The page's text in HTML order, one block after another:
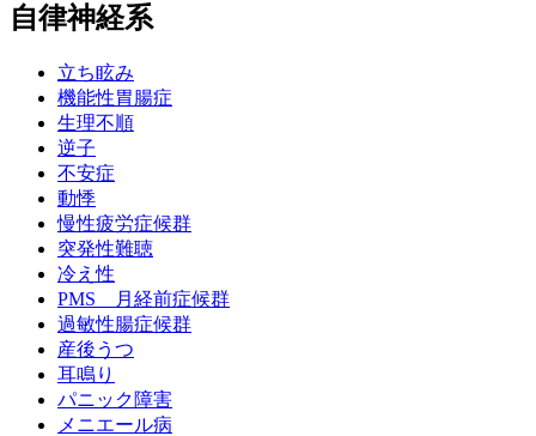
自律神経系
立ち眩み
機能性胃腸症
生理不順
逆子
不安症
動悸
慢性疲労症候群
突発性難聴
冷え性
PMS 月経前症候群
過敏性腸症候群
産後うつ
耳鳴り
パニック障害
メニエール病